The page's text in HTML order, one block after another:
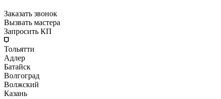
Заказать звонок
Вызвать мастера
Запросить КП
Тольятти
Адлер
Батайск
Волгоград
Волжский
Казань